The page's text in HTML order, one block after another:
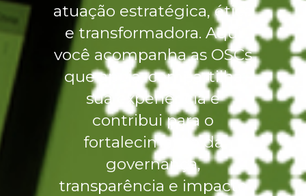
atuação estratégica, ética
e transformadora. Aqui
você acompanha as OSCs
que apoia, compartilha
sua experiência e
contribui para o
fortalecimento da
governança,
transparência e impacto